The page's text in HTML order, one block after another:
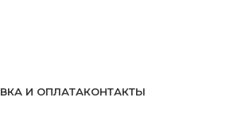
И ОПЛАТАКОНТАКТЫ